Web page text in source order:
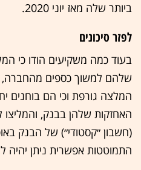
ביותר שלה מאז יוני 2020.
לפזר סיכונים
בעוד כמה משקיעים הודו כי
שלהם למשוך כספים מהחברה,
המלצה גורפת וכי הם בוחנים
האחזקות שלהן בבנק,
(חשבון ״קסטודי״) של הבנק
התמוטטות אפשרית ניתן יהיה